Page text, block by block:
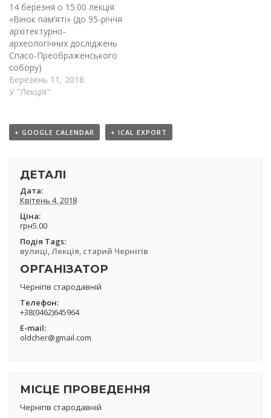
14 березня о 15.00 лекція
«Вінок пам’яті» (до 95-річчя
архітектурно-
археологічних досліджень
Спасо-Преображенського
собору)
Березень 11, 2018
У "Лекція"
+ GOOGLE CALENDAR + ICAL EXPORT
ДЕТАЛІ
Дата:
Квітень 4, 2018
Ціна:
грн5.00
Подія Tags:
вулиці,Лекція, старий Чернігів
ОРГАНІЗАТОР
Чернігів стародавній
Телефон:
+38(0462)645964
Е-mail:
oldcher@gmail.com
МІСЦЕ ПРОВЕДЕННЯ
Чернігів стародавній